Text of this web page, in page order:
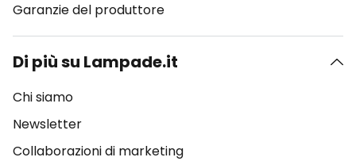
Garanzie del produttore
Di più su Lampade.it
Chi siamo
Newsletter
Collaborazioni di marketing